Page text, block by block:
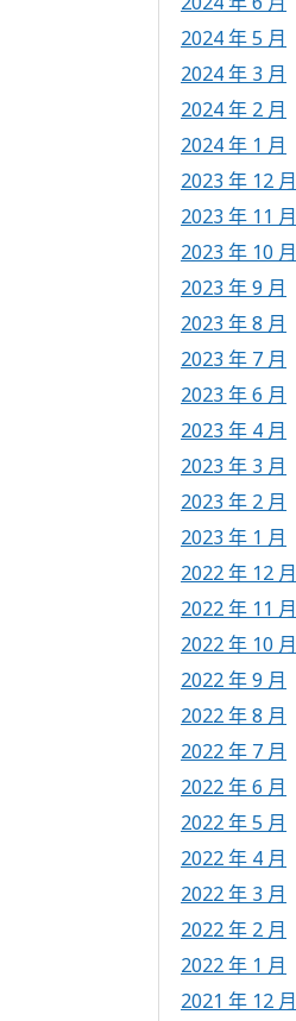
2024 年 5 月
2024 年 3 月
2024 年 2 月
2024 年 1 月
2023 年 12 月
2023 年 11 月
2023 年 10 月
2023 年 9 月
2023 年 8 月
2023 年 7 月
2023 年 6 月
2023 年 4 月
2023 年 3 月
2023 年 2 月
2023 年 1 月
2022 年 12 月
2022 年 11 月
2022 年 10 月
2022 年 9 月
2022 年 8 月
2022 年 7 月
2022 年 6 月
2022 年 5 月
2022 年 4 月
2022 年 3 月
2022 年 2 月
2022 年 1 月
2021 年 12 月